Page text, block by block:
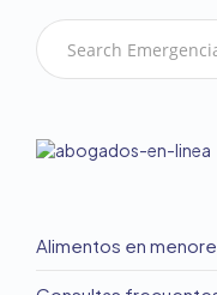
Alimentos en